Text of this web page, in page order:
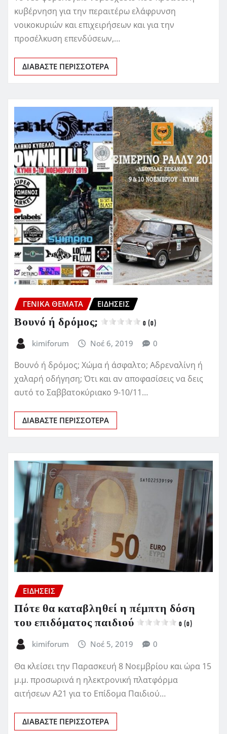
κυβέρνηση για την περαιτέρω ελάφρυνση
νοικοκυριών και επιχειρήσεων και για την
προσέλκυση επενδύσεων,…
ΔΙΑΒΆΣΤΕ ΠΕΡΙΣΣΌΤΕΡΑ
ΓΕΝΙΚΑ ΘΕΜΑΤΑ ΕΙΔΗΣΕΙΣ
Βουνό ή δρόμος; 0 (0)
kimiforum Νοέ 6, 2019 0
Βουνό ή δρόμος; Χώμα ή άσφαλτο; Αδρεναλίνη ή
χαλαρή οδήγηση; Ότι και αν αποφασίσεις να δεις
αυτό το Σαββατοκύριακο 9-10/11…
ΔΙΑΒΆΣΤΕ ΠΕΡΙΣΣΌΤΕΡΑ
ΕΙΔΗΣΕΙΣ
Πότε θα καταβληθεί η πέμπτη δόση
του επιδόματος παιδιού
0 (0)
kimiforum Νοέ 5, 2019 0
Θα κλείσει την Παρασκευή 8 Νοεμβρίου και ώρα 15
μ.μ. προσωρινά η ηλεκτρονική πλατφόρμα
αιτήσεων Α21 για το Επίδομα Παιδιού…
ΔΙΑΒΆΣΤΕ ΠΕΡΙΣΣΌΤΕΡΑ